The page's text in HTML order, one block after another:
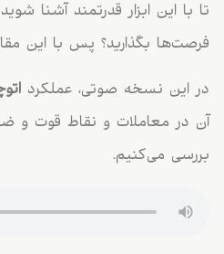
تا با این ابزار قدرتمند آشنا
فرصت‌ها بگذارید؟ پس با این
در این نسخه صوتی، عملکرد
آن در معاملات و نقاط قوت و
بررسی می‌کنیم.